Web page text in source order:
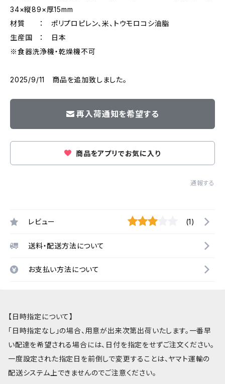
34×縦89×厚15mm
材質 ： ポリプロピレン、米、トウモロコシ油脂
生産国 ： 日本
※食器洗浄機・乾燥機不可
2025/9/11 商品を追加致しました。
再入荷通知を希望する
商品をアプリでお気に入り
通報する
レビュー (1)
送料・配送方法について
お支払い方法について
【日時指定について】
「日時指定なし」の場合、用意が出来次第出荷いたします。一番早
い配達を希望される場合には、日付を指定をせずご注文ください。
一度設定された指定日を前倒しで変更することは、ヤマト運輸の
配送システム上できませんのでご注意ください。